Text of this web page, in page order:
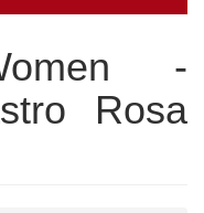
-
Rosa